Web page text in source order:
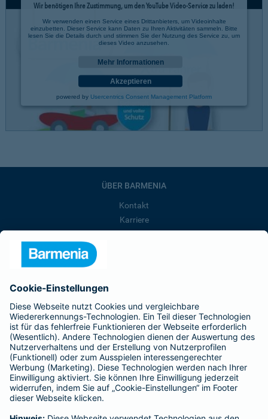
Wir benötigen Ihre Zustimmung, um den YouTube Video-Service zu laden!
Wir verwenden einen Service eines Drittanbieters, um Videoinhalte
einzubetten. Dieser Service kann Daten zu Ihren Aktivitäten sammeln. Bitte
lesen Sie die Details durch und stimmen Sie der Nutzung des Service zu, um
dieses Video anzusehen.
Mehr Informationen
Akzeptieren
powered by Usercentrics Consent Management Platform
ÜBER BARMENIA
Kontakt
Karriere
Barmenia ist Teil der BarmeniaGothaer
BELIEBTE SEITEN
Kranken-Zusatzversicherung
Tierversicherungen
Haftpflichtversicherung
Hausratversicherung